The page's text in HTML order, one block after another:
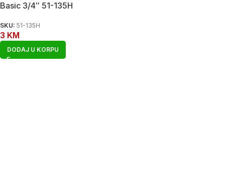
Basic 3/4″ 51-135H
SKU: 51-135H
3 KM
DODAJ U KORPU